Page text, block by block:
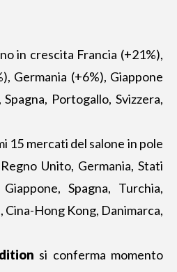
in crescita Francia (+21%),
Germania (+6%), Giappone
Portogallo, Svizzera,
15 mercati del salone in pole
Unito, Germania, Stati
Spagna, Turchia,
Cina-Hong Kong, Danimarca,
si conferma momento